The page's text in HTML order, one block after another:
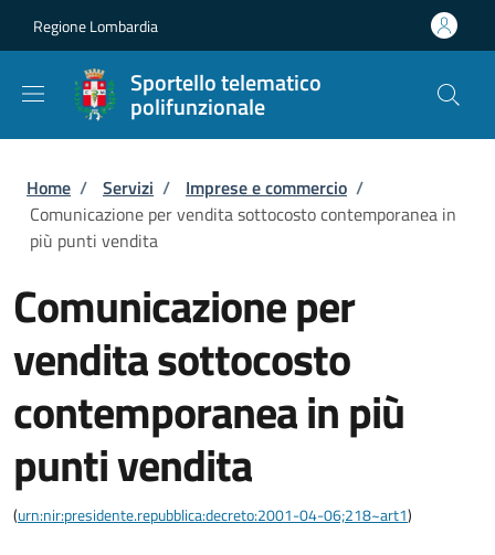
Regione Lombardia
Sportello telematico
polifunzionale
Briciole di pane
Home / Servizi / Imprese e commercio /
Comunicazione per vendita sottocosto contemporanea in
più punti vendita
Comunicazione per
vendita sottocosto
contemporanea in più
punti vendita
(urn:nir:presidente.repubblica:decreto:2001-04-06;218~art1)